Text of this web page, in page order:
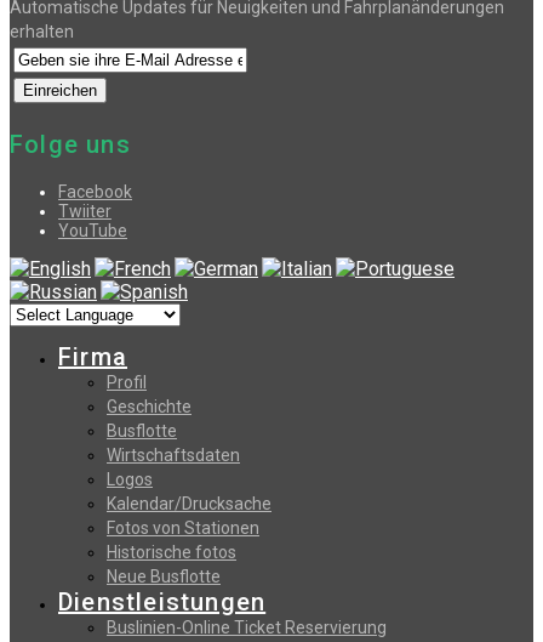
Automatische Updates für Neuigkeiten und Fahrplanänderungen
erhalten
Folge uns
Facebook
Twiiter
YouTube
Firma
Profil
Geschichte
Busflotte
Wirtschaftsdaten
Logos
Kalendar/Drucksache
Fotos von Stationen
Historische fotos
Neue Busflotte
Dienstleistungen
Buslinien-Online Ticket Reservierung